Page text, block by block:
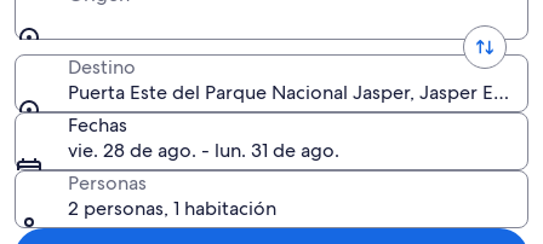
Destino
Puerta Este del Parque Nacional Jasper, Jasper East,
Fechas
vie. 28 de ago. - lun. 31 de ago.
Personas
2 personas, 1 habitación